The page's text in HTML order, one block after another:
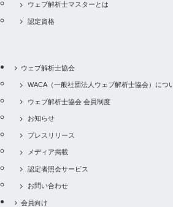
ウェブ解析士マスターとは
認定資格
ウェブ解析士協会
WACA（一般社団法人ウェブ解析士協会）につ
ウェブ解析士協会 会員制度
お知らせ
プレスリリース
メディア掲載
認定者照会サービス
お問い合わせ
会員向け